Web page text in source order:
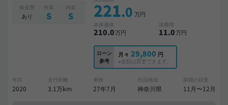
板金歴
あり
外装
S
内装
S 221.0 万円
本体価格
210.0万円
諸費用
11.0万円
ローン
参考
月々 29,800 円
※金額は変更できます。
年式
2020
走行距離
3.1万km
車検
27年7月
出品地域
神奈川県
納期の目安
11月〜12月